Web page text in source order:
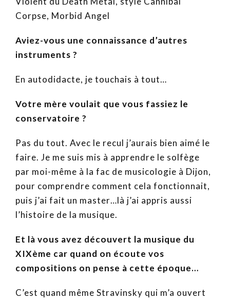
Corpse, Morbid Angel
Aviez-vous une connaissance d’autres
instruments ?
En autodidacte, je touchais à tout…
Votre mère voulait que vous fassiez le
conservatoire ?
Pas du tout. Avec le recul j’aurais bien aimé le
faire. Je me suis mis à apprendre le solfège
par moi-même à la fac de musicologie à Dijon,
pour comprendre comment cela fonctionnait,
puis j’ai fait un master…là j’ai appris aussi
l’histoire de la musique.
Et là vous avez découvert la musique du
XIXème car quand on écoute vos
compositions on pense à cette époque…
C’est quand même Stravinsky qui m’a ouvert